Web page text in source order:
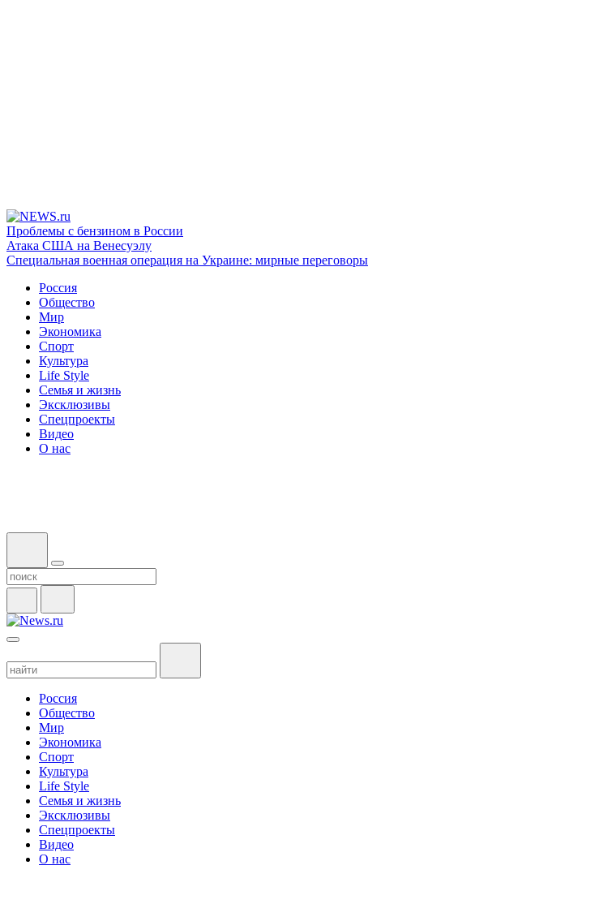
Проблемы с бензином в России
Атака США на Венесуэлу
Специальная военная операция на Украине: мирные переговоры
Россия
Общество
Мир
Экономика
Спорт
Культура
Life Style
Семья и жизнь
Эксклюзивы
Спецпроекты
Видео
О нас
Россия
Общество
Мир
Экономика
Спорт
Культура
Life Style
Семья и жизнь
Эксклюзивы
Спецпроекты
Видео
О нас